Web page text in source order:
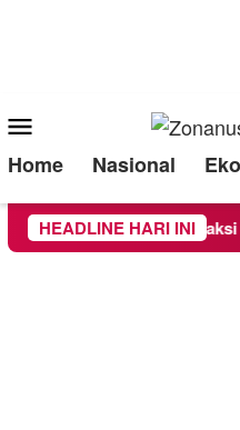
Menu
Home Nasional
HEADLINE HARI INI
Sebagai Saksi Kasus